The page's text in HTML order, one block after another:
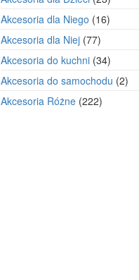
produkty
Akcesoria dla Niego 1616
Akcesoria dla Niej 7777
produktów
Akcesoria do kuchni 3434
produkty
Akcesoria do samochodu 22
Akcesoria Różne 222222